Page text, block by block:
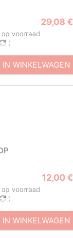
29,08 €
voorraad
)
IN WINKELWAGEN
12,00 €
voorraad
)
IN WINKELWAGEN